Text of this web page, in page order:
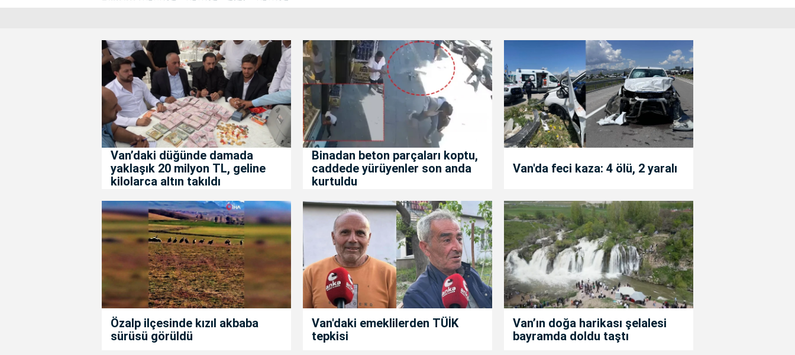
Van’daki düğünde damada
yaklaşık 20 milyon TL, geline
kilolarca altın takıldı
Binadan beton parçaları koptu,
caddede yürüyenler son anda
kurtuldu
Van'da feci kaza: 4 ölü, 2 yaralı
Özalp ilçesinde kızıl akbaba
sürüsü görüldü
Van'daki emeklilerden TÜİK
tepkisi
Van’ın doğa harikası şelalesi
bayramda doldu taştı